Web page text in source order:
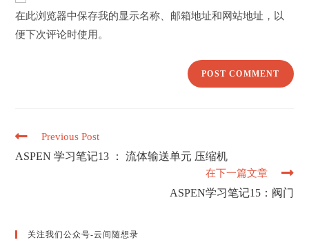
URL
(optional)
在此浏览器中保存我的显示名称、邮箱地址和网站地址，以
便下次评论时使用。
Read
articles
Previous Post
ASPEN 学习笔记13 ： 流体输送单元 压缩机
在下一篇文章
ASPEN学习笔记15：阀门
关注我们公众号-云间随想录